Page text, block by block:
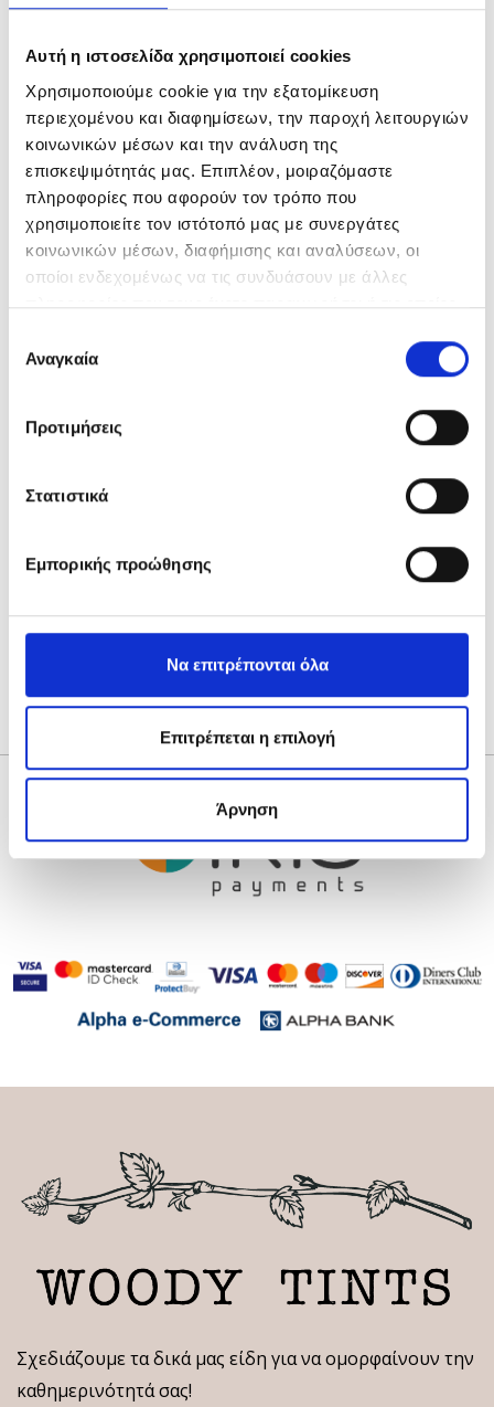
Αυτή η ιστοσελίδα χρησιμοποιεί cookies
Χρησιμοποιούμε cookie για την εξατομίκευση
περιεχομένου και διαφημίσεων, την παροχή λειτουργιών
κοινωνικών μέσων και την ανάλυση της
επισκεψιμότητάς μας. Επιπλέον, μοιραζόμαστε
πληροφορίες που αφορούν τον τρόπο που
χρησιμοποιείτε τον ιστότοπό μας με συνεργάτες
κοινωνικών μέσων, διαφήμισης και αναλύσεων, οι
οποίοι ενδεχομένως να τις συνδυάσουν με άλλες
πληροφορίες που τους έχετε παραχωρήσει ή τις οποίες
των υπηρεσιών τους.
συγκατάθεσης
Αναγκαία
Προτιμήσεις
Στατιστικά
Εμπορικής προώθησης
Να επιτρέπονται όλα
Επιτρέπεται η επιλογή
Άρνηση
PONCHO TOWEL PURSE SHEETS
SOCKS TOWELS
ΑΔΙΑΒΡΟΧΟ ΝΕΣΕΣΕΡ ΒΑΦΤΙΣΤΙΚΑ
ΒΡΕΦΙΚΗ ΚΟΥΒΕΡΤΑ ΓΑΖΑ
ΔΙΑΚΟΣΜΗΤΙΚΗ ΜΑΞΙΛΑΡΟΘΗΚΗ
ΚΟΥΒΕΡΤΑ ΕΞΟΔΟΥ ΚΟΥΒΕΡΤΑ ΚΟΥΚΟΥΛΑ
ΚΟΥΒΕΡΤΑ ΦΛΙΣ ΛΑΔΟΣΕΤ
ΜΟΥΣΕΛΙΝΑ ΜΠΟΥΡΝΟΥΖΙ ΝΕΣΕΣΕΡ
ΠΑΙΔΙΚΕΣ ΠΑΠΛΩΜΑΤΟΘΗΚΕΣ
ΠΑΠΛΩΜΑΤΟΘΗΚΕΣ
ΧΕΙΜΩΝΙΑΤΙΚΕΣ ΚΟΥΒΕΡΤΕΣ
Σχεδιάζουμε τα δικά μας είδη για να ομορφαίνουν την
καθημερινότητά σας!